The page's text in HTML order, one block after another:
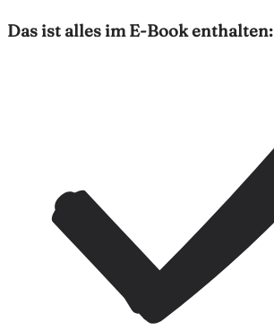
Das ist alles im E-Book enthalten: